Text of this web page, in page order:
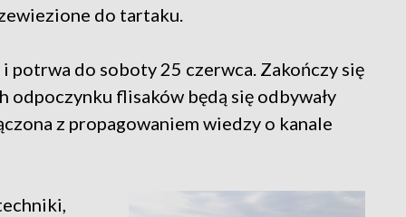
do tartaku.
potrwa do soboty 25 czerwca. Zakończy się
odpoczynku flisaków będą się odbywały
z propagowaniem wiedzy o kanale